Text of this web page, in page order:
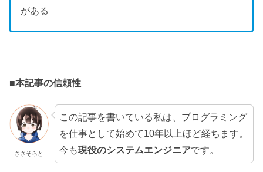
がある
■本記事の信頼性
ささそらと
この記事を書いている私は、プログラミング
を仕事として始めて10年以上ほど経ちます。
今も現役のシステムエンジニアです。